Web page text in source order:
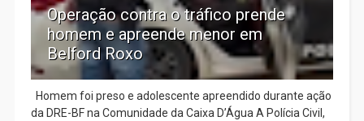
Operação contra o tráfico prende
homem e apreende menor em
Belford Roxo
Homem foi preso e adolescente apreendido durante ação
da DRE-BF na Comunidade da Caixa D’Água A Polícia Civil,